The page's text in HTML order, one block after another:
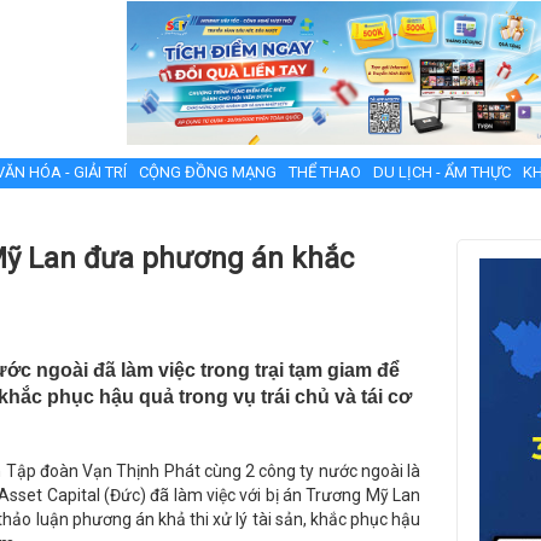
HÓA - GIẢI TRÍ CỘNG ĐỒNG MẠNG THỂ THAO DU LỊCH - ẨM THỰC
Lan đưa phương án khắc
ngoài đã làm việc trong trại tạm giam để
phục hậu quả trong vụ trái chủ và tái cơ
đoàn Vạn Thịnh Phát cùng 2 công ty nước ngoài là
Capital (Đức) đã làm việc với bị án Trương Mỹ Lan
luận phương án khả thi xử lý tài sản, khắc phục hậu